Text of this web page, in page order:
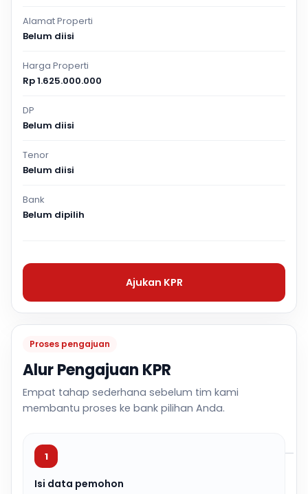
Proses pengajuan
Alur Pengajuan KPR
Empat tahap sederhana sebelum tim kami
membantu proses ke bank pilihan Anda.
1
Isi data pemohon
Alamat Properti
Belum diisi
Harga Properti
Rp 1.625.000.000
DP
Belum diisi
Tenor
Belum diisi
Bank
Belum dipilih
Ajukan KPR